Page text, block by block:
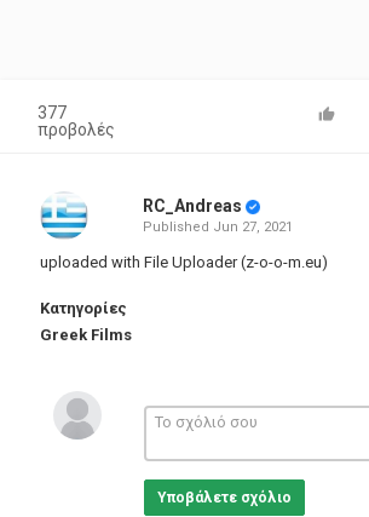
377
προβολές
RC_Andreas
Published Jun 27, 2021
uploaded with File Uploader (z-o-o-m.eu)
Κατηγορίες
Greek Films
Υποβάλετε σχόλιο